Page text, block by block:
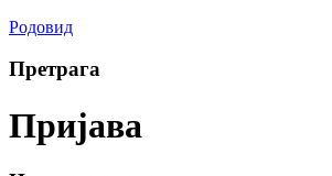
Родовид
Претрага
Пријава